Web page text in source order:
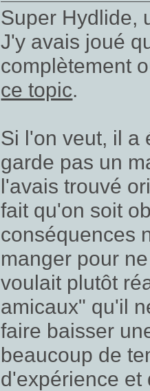
Super Hydlide,
J'y avais joué
complètement
ce topic.
Si l'on veut, il a
garde pas un
l'avais trouvé
fait qu'on soit
conséquences
manger pour
voulait plutôt
amicaux" qu'il
faire baisser
beaucoup de
d'expérience et